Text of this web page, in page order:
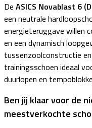
De ASICS Novablast 6
een neutrale
energieteruggave willen
en een dynamisch
tussenzoolconstructie
trainingsschoen ideaal
duurlopen en
Ben jij klaar voor de
meestverkochte